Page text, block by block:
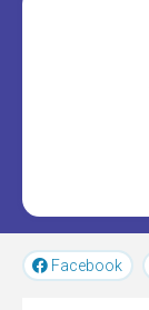
Facebook